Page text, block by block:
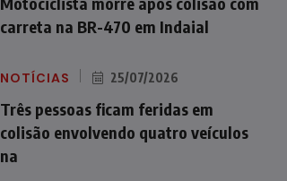
carreta na BR-470 em Indaial
NOTÍCIAS 25/07/2026
Três pessoas ficam feridas em
colisão envolvendo quatro veículos
na